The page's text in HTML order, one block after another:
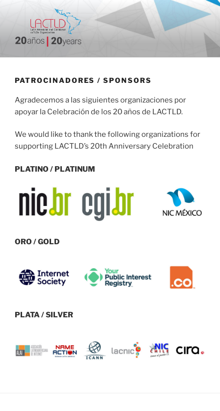
PATROCINADORES / SPONSORS
Agradecemos a las siguientes organizaciones por
apoyar la Celebración de los 20 años de LACTLD.
We would like to thank the following organizations for
supporting LACTLD’s 20th Anniversary Celebration
PLATINO / PLATINUM
ORO / GOLD
PLATA / SILVER